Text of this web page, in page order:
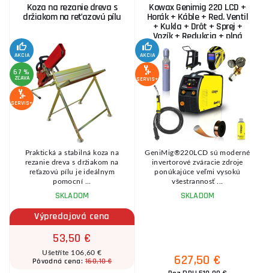
Koza na rezanie dreva s
držiakom na reťazovú pílu
AKCIA
67 %
ZĽAVA
SERVIS+
Praktická a stabilná koza na
rezanie dreva s držiakom na
reťazovú pílu je ideálnym
pomocní ...
SKLADOM
Výpredajová cena
53,50 €
Ušetříte 106,60 €
Pôvodná cena:160,10 €
Kowax Genimig 220 LCD +
Horák + Káble + Red. Ventil
+ Kukla + Drôt + Sprej +
Vozík + Redukcia + plná
Fľaša Co2
AKCIA
SERVIS+
GeniMig®220LCD sú moderné
invertorové zváracie zdroje
ponúkajúce veľmi vysokú
všestrannosť ...
SKLADOM
627,50 €